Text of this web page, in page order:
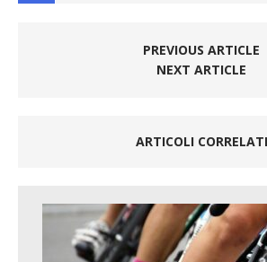
PREVIOUS ARTICLE
NEXT ARTICLE
ARTICOLI CORRELATI